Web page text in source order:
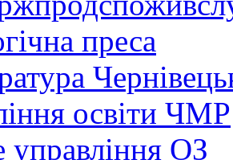
преса
освіти ЧМР
управління ОЗ